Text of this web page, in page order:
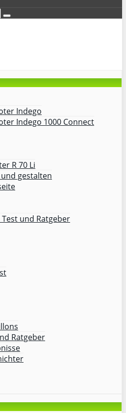
Indego
Indego 1000 Connect
R 70 Li
gestalten
und Ratgeber
Ratgeber